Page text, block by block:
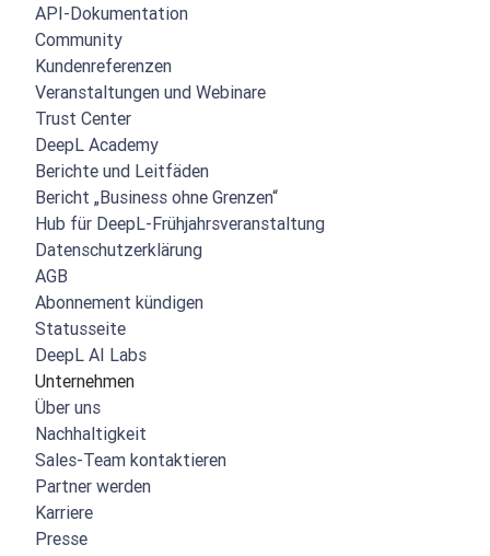
API-Dokumentation
Community
Kundenreferenzen
Veranstaltungen und Webinare
Trust Center
DeepL Academy
Berichte und Leitfäden
Bericht „Business ohne Grenzen“
Hub für DeepL-Frühjahrsveranstaltung
Datenschutzerklärung
AGB
Abonnement kündigen
Statusseite
DeepL AI Labs
Unternehmen
Über uns
Nachhaltigkeit
Sales-Team kontaktieren
Partner werden
Karriere
Presse